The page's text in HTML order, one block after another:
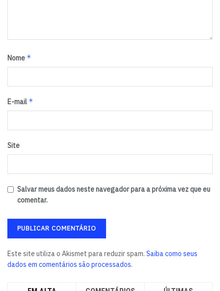
Pátio Savassi
Salvador Shopping
Pernambuco:
Nome *
E-mail *
Site
Salvar meus dados neste navegador para a próxima vez que eu
comentar.
Este site utiliza o Akismet para reduzir spam. Saiba como seus
dados em comentários são processados.